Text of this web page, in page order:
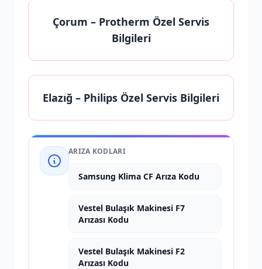
Çorum – Protherm Özel Servis
Bilgileri
Elazığ – Philips Özel Servis Bilgileri
ARIZA KODLARI
Samsung Klima CF Arıza Kodu
Vestel Bulaşık Makinesi F7
Arızası Kodu
Vestel Bulaşık Makinesi F2
Arızası Kodu